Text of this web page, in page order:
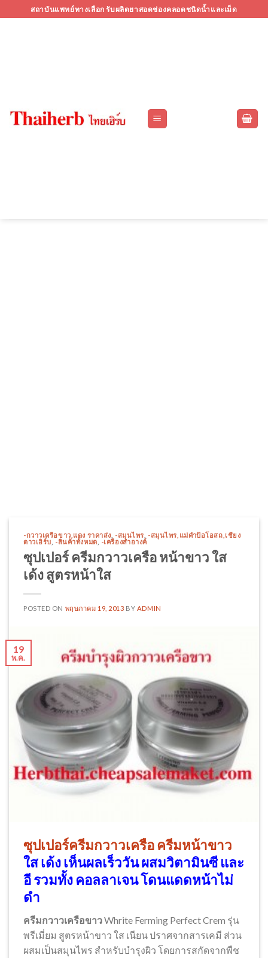
to
สถาบันแพทย์ทางเลือก รับผลิตยาสอดช่องคลอดชนิดน้ำและเม็ด
-กวาวเครือขาว,แดง ราคาส่ง -สมุนไพร
-สมุนไพร,แม่คำป้อโอสถ,เชียง
ดาวเฮิร์บ
-สินค้าทั้งหมด -เครืองสำอางค์
ซุปเปอร์ ครีมกวาวเครือ หน้าขาว ใส
เด้ง สูตรหน้าใส
POSTED ON พฤษภาคม 19, 2013 BY ADMIN
19
พ.ค.
ซุปเปอร์ครีมกวาวเครือครีมหน้าขาว
ใส เด้ง เห็นผลเร็ววัน ผสมวิตามินซี และ
อี รวมทั้ง คอลลาเจน โดนแดดหน้าไม่
ดำ
ครีมกวาวเครือขาวWhrite Ferming Perfect Crem รุ่น
พรีเมี่ยม สูตรหน้าขาว ใส เนียน ปราศจากสารเคมี ส่วน
ผสมเป็นสมุนไพร สำหรับบำรุงผิว โดยการสกัดจากพืช